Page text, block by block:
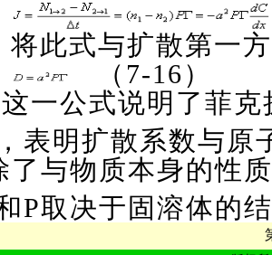
此式与扩散第一方
（7-16）
一公式说明了菲克
表明扩散系数与原
了与物质本身的性
P取决于固溶体的